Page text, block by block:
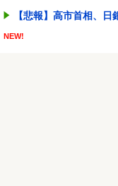
【悲報】高市首相、
NEW!